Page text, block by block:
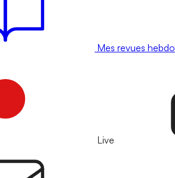
Mes revues hebdo
Live